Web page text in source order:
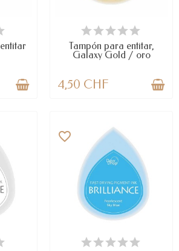
DISPONIBLE
Tampón para entitar,
Galaxy Gold / oro
4,50 CHF
LAST ITEMS IN STOCK
favorite_border